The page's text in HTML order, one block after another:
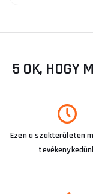
5 OK, HOGY
Ezen a szakterületen